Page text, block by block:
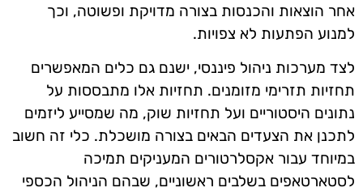
אחר הוצאות והכנסות בצורה מדויקת ופשוטה, וכך
למנוע הפתעות לא צפויות.
לצד מערכות ניהול פיננסי, ישנם גם כלים המאפשרים
תחזיות תזרימי מזומנים. תחזיות אלו מתבססות על
נתונים היסטוריים ועל תחזיות שוק, מה שמסייע ליזמים
לתכנן את הצעדים הבאים בצורה מושכלת. כלי זה חשוב
במיוחד עבור אקסלרטורים המעניקים תמיכה
לסטארטאפים בשלבים ראשוניים, שבהם הניהול הכספי